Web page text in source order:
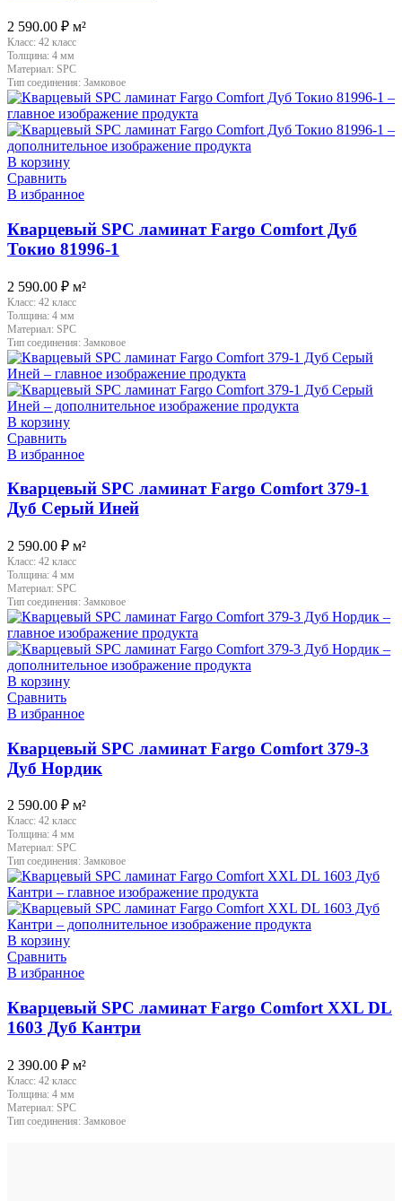
2 590.00 ₽ м²
Класс: 42 класс
Толщина: 4 мм
Материал: SPC
Тип соединения: Замковое
В корзину
Сравнить
В избранное
Кварцевый SPC ламинат Fargo Comfort Дуб
Токио 81996-1
2 590.00 ₽ м²
Класс: 42 класс
Толщина: 4 мм
Материал: SPC
Тип соединения: Замковое
В корзину
Сравнить
В избранное
Кварцевый SPC ламинат Fargo Comfort 379-1
Дуб Серый Иней
2 590.00 ₽ м²
Класс: 42 класс
Толщина: 4 мм
Материал: SPC
Тип соединения: Замковое
В корзину
Сравнить
В избранное
Кварцевый SPC ламинат Fargo Comfort 379-3
Дуб Нордик
2 590.00 ₽ м²
Класс: 42 класс
Толщина: 4 мм
Материал: SPC
Тип соединения: Замковое
В корзину
Сравнить
В избранное
Кварцевый SPC ламинат Fargo Comfort XXL DL
1603 Дуб Кантри
2 390.00 ₽ м²
Класс: 42 класс
Толщина: 4 мм
Материал: SPC
Тип соединения: Замковое